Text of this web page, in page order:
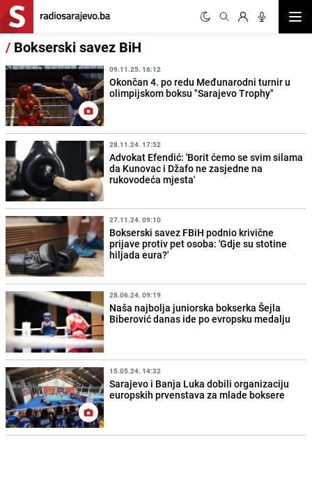
/ Bokserski savez BiH
09.11.25. 16:12
Okončan 4. po redu Međunarodni turnir u
olimpijskom boksu "Sarajevo Trophy"
28.11.24. 17:52
Advokat Efendić: 'Borit ćemo se svim silama
da Kunovac i Džafo ne zasjedne na
rukovodeća mjesta'
27.11.24. 09:10
Bokserski savez FBiH podnio krivične
prijave protiv pet osoba: 'Gdje su stotine
hiljada eura?'
28.06.24. 09:19
Naša najbolja juniorska bokserka Šejla
Biberović danas ide po evropsku medalju
15.05.24. 14:32
Sarajevo i Banja Luka dobili organizaciju
europskih prvenstava za mlade boksere